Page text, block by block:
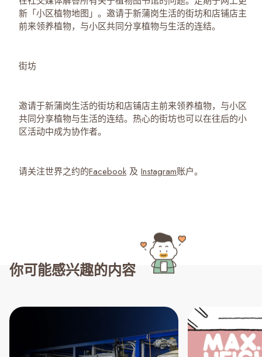
新「小区植物地图」。邀请于新蒲岗生活的街坊和店铺店主
前来领养植物，与小区共同分享植物与生活的连结。
街坊
邀请于新蒲岗生活的街坊和店铺店主前来领养植物，与小区
共同分享植物与生活的连结。热心的街坊也可以在往后的小
区活动中成为协作者。
请关注世界之约的Facebook 及 Instagram账户。
你可能感兴趣的内容